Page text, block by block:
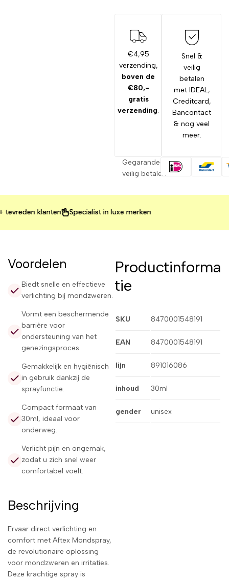
€4,95
verzending,
boven de
€80,-
gratis
verzending.
Snel &
veilig
betalen
met IDEAL,
Creditcard,
Bancontact
& nog veel
meer.
Gegarandeerd
veilig betalen
klanten Specialist in luxe merken
klanten Specialist in luxe merken
klanten Specialist in luxe merken
Voordelen
Biedt snelle en effectieve
verlichting bij mondzweren.
Vormt een beschermende
barrière voor
ondersteuning van het
genezingsproces.
Gemakkelijk en hygiënisch
in gebruik dankzij de
sprayfunctie.
Compact formaat van
30ml, ideaal voor
onderweg.
Verlicht pijn en ongemak,
zodat u zich snel weer
comfortabel voelt.
Beschrijving
Ervaar direct verlichting en
comfort met Aftex Mondspray,
de revolutionaire oplossing
voor mondzweren en irritaties.
Deze krachtige spray is
Productinforma
tie
SKU 8470001548191
EAN 8470001548191
lijn 891016086
inhoud 30ml
gender unisex